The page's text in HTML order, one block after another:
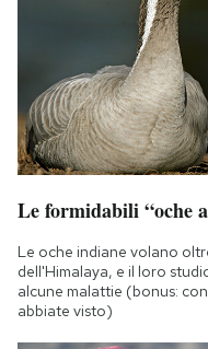
Le formidabili “oche
Le oche indiane volano
dell'Himalaya, e il loro
alcune malattie (bonus:
abbiate visto)